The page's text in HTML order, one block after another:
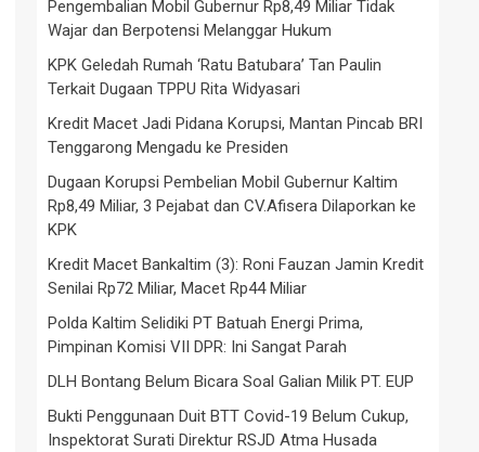
Pengembalian Mobil Gubernur Rp8,49 Miliar Tidak
Wajar dan Berpotensi Melanggar Hukum
KPK Geledah Rumah ‘Ratu Batubara’ Tan Paulin
Terkait Dugaan TPPU Rita Widyasari
Kredit Macet Jadi Pidana Korupsi, Mantan Pincab BRI
Tenggarong Mengadu ke Presiden
Dugaan Korupsi Pembelian Mobil Gubernur Kaltim
Rp8,49 Miliar, 3 Pejabat dan CV.Afisera Dilaporkan ke
KPK
Kredit Macet Bankaltim (3): Roni Fauzan Jamin Kredit
Senilai Rp72 Miliar, Macet Rp44 Miliar
Polda Kaltim Selidiki PT Batuah Energi Prima,
Pimpinan Komisi VII DPR: Ini Sangat Parah
DLH Bontang Belum Bicara Soal Galian Milik PT. EUP
Bukti Penggunaan Duit BTT Covid-19 Belum Cukup,
Inspektorat Surati Direktur RSJD Atma Husada